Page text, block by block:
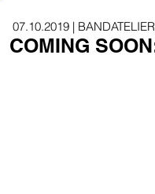
07.10.2019 | BANDATELIER
COMING